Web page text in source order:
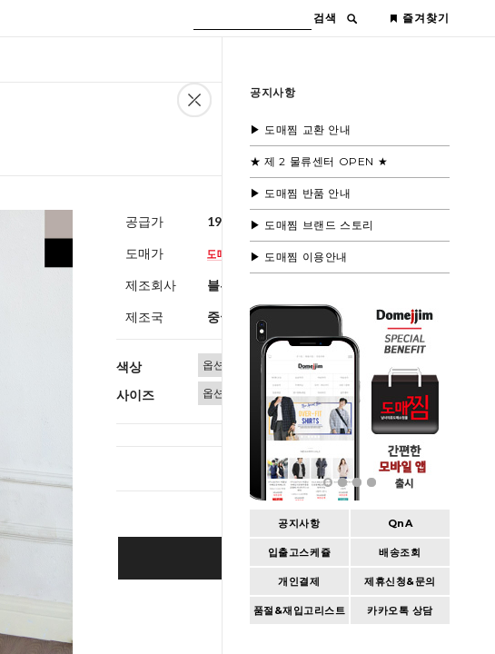
검색 즐겨찾기
공지사항
▶ 도매찜 교환 안내
★ 제 2 물류센터 OPEN ★
▶ 도매찜 반품 안내
▶ 도매찜 브랜드 스토리
▶ 도매찜 이용안내
공지사항 QnA
입출고스케쥴 배송조회
개인결제 제휴신청&문의
품절&재입고리스트 카카오톡 상담
공급가 19,600원(부가세별도)
도매가
제조회사 블루모드제휴사
제조국 중국
색상
사이즈
BUY IT NOW
Cart Wishlist